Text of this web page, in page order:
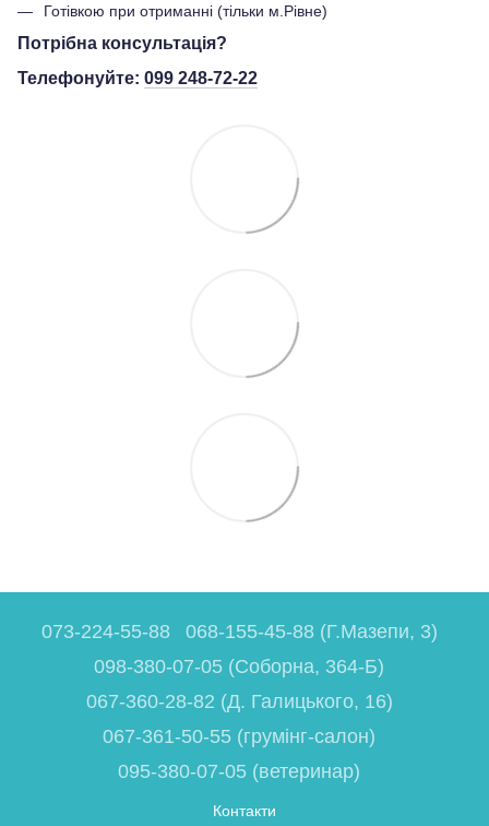
Готівкою при отриманні (тільки м.Рівне)
Потрібна консультація?
Телефонуйте: 099 248-72-22
073-224-55-88
068-155-45-88 (Г.Мазепи, 3)
098-380-07-05 (Соборна, 364-Б)
067-360-28-82 (Д. Галицького, 16)
067-361-50-55 (грумінг-салон)
095-380-07-05 (ветеринар)
Контакти